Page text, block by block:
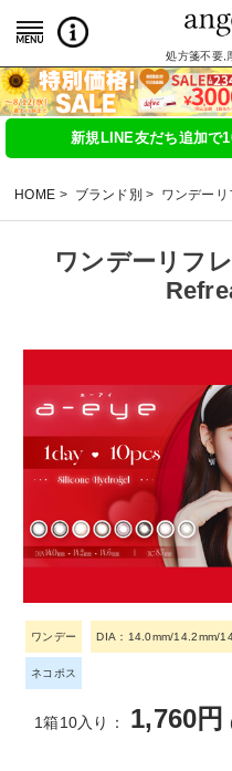
処方箋不要,
新規LINE友だち追加で
HOME ブランド別 ワンデー
ワンデーリフ
ワンデー DIA：14.0mm/14.2mm/
ネコポス
1箱10入り： 1,760円